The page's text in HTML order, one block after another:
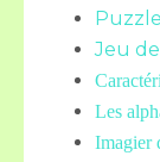
Jeu
Les
Imagier